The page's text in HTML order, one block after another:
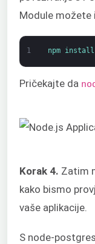
Module možete
1 npm install
Pričekajte da
Korak 4. Zatim
kako bismo
vaše aplikacije.
S node-postgres